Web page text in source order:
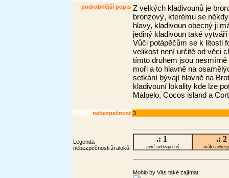
podrobnější popis Z velkých kladivounů je
bronzový, kterému se
hlavy, kladivoun obecný ji
jediný kladivoun také
Vůči potápěčům se k lítosti
velikost není určitě od věci
tímto druhem jsou
moři a to hlavně na
setkání bývají hlavně na
kladivouní lokality kde lze
Malpelo, Cocos island a
nebezpečnost 3
Legenda
nebezpečnosti žraloků:
.: 1
není nebezpečný
.: 2
málo
Mohlo by Vás také zajímat: